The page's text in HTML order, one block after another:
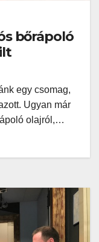
bőrápoló
egy csomag,
Ugyan már
olajról,…